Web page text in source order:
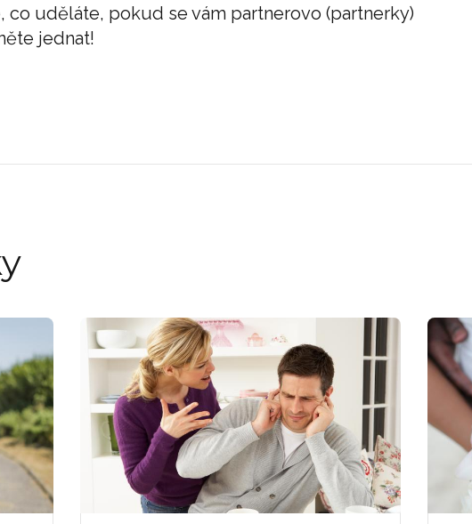
uděláte, pokud se vám partnerovo (partnerky)
jednat!